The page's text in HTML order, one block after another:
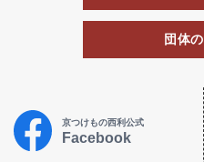
団体
京つけもの西利公式
Facebook